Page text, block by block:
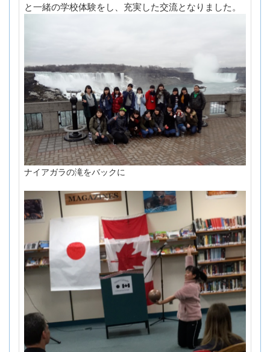
と一緒の学校体験をし、充実した交流となりました。
ナイアガラの滝をバックに